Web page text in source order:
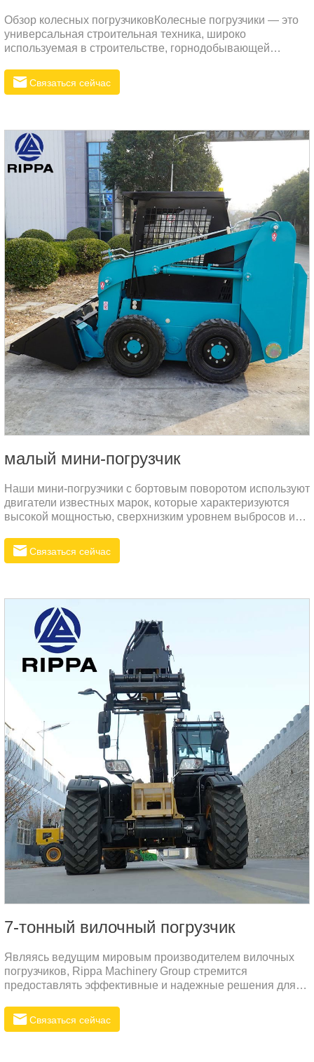
Обзор колесных погрузчиковКолесные погрузчики — это
универсальная строительная техника, широко
используемая в строительстве, горнодобывающей
хозяйстве. Они в основном используются для таких задач,
как погрузка, транспортировка, штабелирование и выемка
Связаться сейчас
малый мини-погрузчик
Наши мини-погрузчики с бортовым поворотом используют
двигатели известных марок, которые характеризуются
высокой мощностью, сверхнизким уровнем выбросов и
гарантирует, что машина может обеспечить достаточную
мощность в различных рабочих условиях, но и
Связаться сейчас
7-тонный вилочный погрузчик
Являясь ведущим мировым производителем вилочных
погрузчиков, Rippa Machinery Group стремится
предоставлять эффективные и надежные решения для
погрузчикное оборудование на мировом рынке. Наш
новейший вилочный погрузчик Rippa стал одним из
Связаться сейчас